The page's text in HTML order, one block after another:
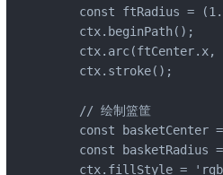
const ftRadius =
    ctx.beginPath();
ctx.arc(ftCenter.x,
    ctx.stroke();
    // 绘制篮筐
const basketCenter
const basketRadius
ctx.fillStyle =